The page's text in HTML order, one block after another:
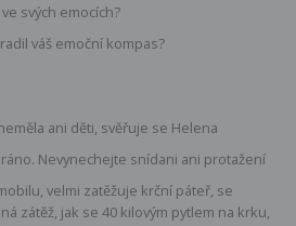
svých emocích?
váš emoční kompas?
ani děti, svěřuje se Helena
Nevynechejte snídani ani protažení
velmi zatěžuje krční páteř, se
zátěž, jak se 40 kilovým pytlem na krku,